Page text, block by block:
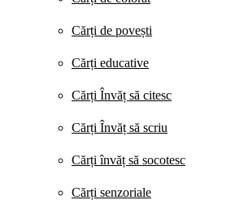
Cărți de povești
Cărți educative
Cărți Învăț să citesc
Cărți Învăț să scriu
Cărți învăț să socotesc
Cărți senzoriale